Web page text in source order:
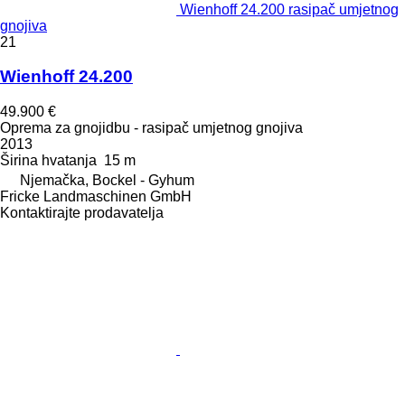
Wienhoff 24.200 rasipač umjetnog
gnojiva
21
Wienhoff 24.200
49.900 €
Oprema za gnojidbu - rasipač umjetnog gnojiva
2013
Širina hvatanja 15 m
Njemačka, Bockel - Gyhum
Fricke Landmaschinen GmbH
Kontaktirajte prodavatelja